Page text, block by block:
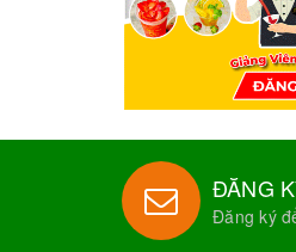
ĐĂNG
Đăng ký